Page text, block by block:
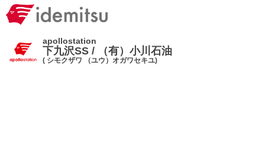
apollostation
下九沢SS / （有）小川石油
( シモクザワ （ユウ）オガワセキユ)